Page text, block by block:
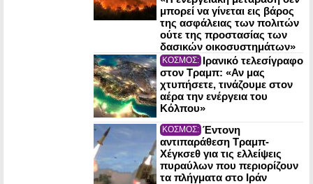
μπορεί να γίνεται εις βάρος
της ασφάλειας των πολιτών
ούτε της προστασίας των
δασικών οικοσυστημάτων»
ΚΟΣΜΟΣ: Ιρανικό τελεσίγραφο
στον Τραμπ: «Αν μας
χτυπήσετε, τινάζουμε στον
αέρα την ενέργεια του
Κόλπου»
ΚΟΣΜΟΣ: Έντονη
αντιπαράθεση Τραμπ-
Χέγκσεθ για τις ελλείψεις
πυραύλων που περιορίζουν
τα πλήγματα στο Ιράν